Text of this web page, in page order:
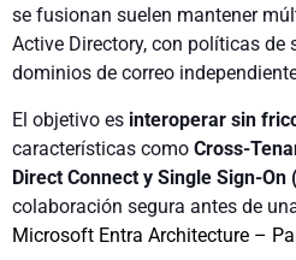
se fusionan suelen mantener
Active Directory, con políticas de
dominios de correo
El objetivo es interoperar sin
características como Cross-
Direct Connect y Single Sign-On
colaboración segura antes de
Microsoft Entra Architecture –